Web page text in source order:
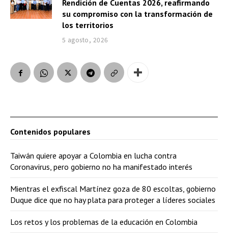
Rendición de Cuentas 2026, reafirmando
su compromiso con la transformación de
los territorios
5 agosto, 2026
Contenidos populares
Taiwán quiere apoyar a Colombia en lucha contra
Coronavirus, pero gobierno no ha manifestado interés
Mientras el exfiscal Martínez goza de 80 escoltas, gobierno
Duque dice que no hay plata para proteger a líderes sociales
Los retos y los problemas de la educación en Colombia